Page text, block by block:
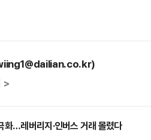
>
…레버리지·인버스 거래 몰렸다